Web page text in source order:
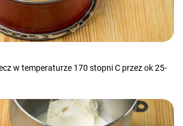
w temperaturze 170 stopni C przez ok 25-